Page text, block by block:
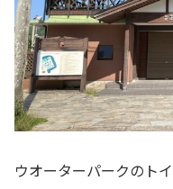
ウオーターパークのト